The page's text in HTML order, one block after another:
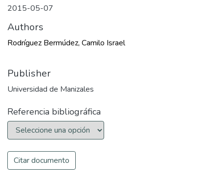
2015-05-07
Authors
Rodríguez Bermúdez, Camilo Israel
Publisher
Universidad de Manizales
Referencia bibliográfica
Citar documento